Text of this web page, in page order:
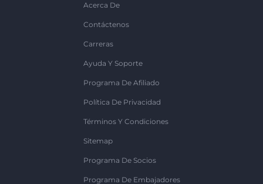
Acerca De
Contáctenos
Carreras
Ayuda Y Soporte
Programa De Afiliado
Política De Privacidad
Términos Y Condiciones
Sitemap
Programa De Socios
Programa De Embajadores